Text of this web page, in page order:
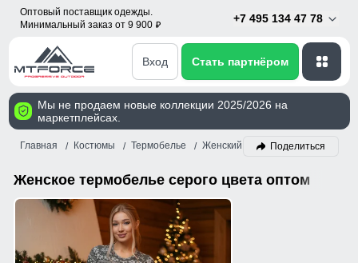
Оптовый поставщик одежды.
Минимальный заказ от 9 900 p
+7 495 134 47 78
Вход Стать партнёром
Мы не продаем новые коллекции 2025/2026 на
маркетплейсах.
Главная Костюмы Термобелье Женский Серый
Поделиться
Женское термобелье серого цвета оптом